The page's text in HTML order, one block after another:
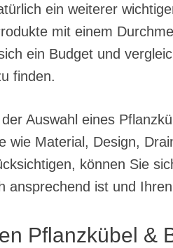
ein weiterer
mit einem
ein Budget und
finden.
Auswahl eines
wie Material, Design,
können Sie
ansprechend ist und
Pflanzkübel &